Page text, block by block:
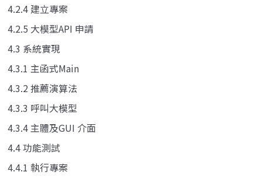
4.2.4 建立專案
4.2.5 大模型API 申請
4.3 系統實現
4.3.1 主函式Main
4.3.2 推薦演算法
4.3.3 呼叫大模型
4.3.4 主體及GUI 介面
4.4 功能測試
4.4.1 執行專案